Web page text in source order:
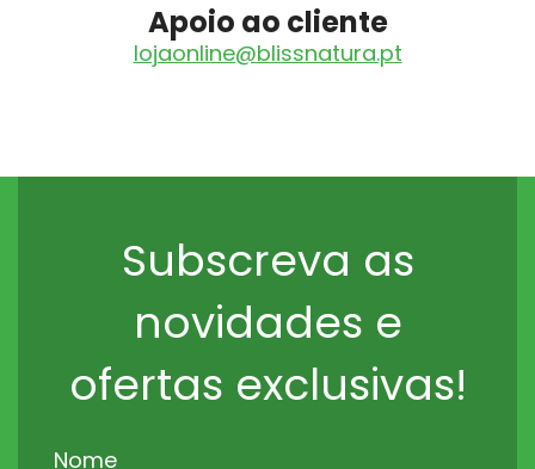
Apoio ao cliente
lojaonline@blissnatura.pt
Subscreva as
novidades e
ofertas exclusivas!